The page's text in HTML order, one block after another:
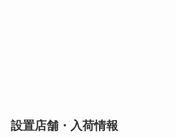
設置店舗・入荷情報